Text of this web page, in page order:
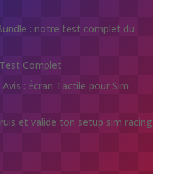
: notre test complet du
Complet
: Écran Tactile pour Sim
et valide ton setup sim racing